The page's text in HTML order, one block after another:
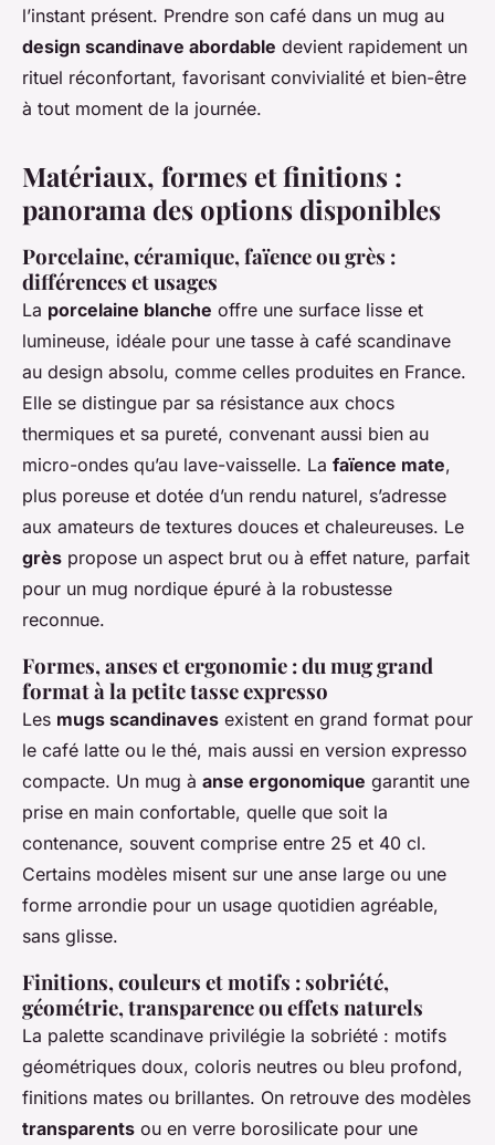
l’instant présent. Prendre son café dans un mug au
design scandinave abordable devient rapidement un
rituel réconfortant, favorisant convivialité et bien-être
à tout moment de la journée.
Matériaux, formes et finitions :
panorama des options disponibles
Porcelaine, céramique, faïence ou grès :
différences et usages
La porcelaine blanche offre une surface lisse et
lumineuse, idéale pour une tasse à café scandinave
au design absolu, comme celles produites en France.
Elle se distingue par sa résistance aux chocs
thermiques et sa pureté, convenant aussi bien au
micro-ondes qu’au lave-vaisselle. La faïence mate,
plus poreuse et dotée d’un rendu naturel, s’adresse
aux amateurs de textures douces et chaleureuses. Le
grès propose un aspect brut ou à effet nature, parfait
pour un mug nordique épuré à la robustesse
reconnue.
Formes, anses et ergonomie : du mug grand
format à la petite tasse expresso
Les mugs scandinaves existent en grand format pour
le café latte ou le thé, mais aussi en version expresso
compacte. Un mug à anse ergonomique garantit une
prise en main confortable, quelle que soit la
contenance, souvent comprise entre 25 et 40 cl.
Certains modèles misent sur une anse large ou une
forme arrondie pour un usage quotidien agréable,
sans glisse.
Finitions, couleurs et motifs : sobriété,
géométrie, transparence ou effets naturels
La palette scandinave privilégie la sobriété : motifs
géométriques doux, coloris neutres ou bleu profond,
finitions mates ou brillantes. On retrouve des modèles
transparents ou en verre borosilicate pour une